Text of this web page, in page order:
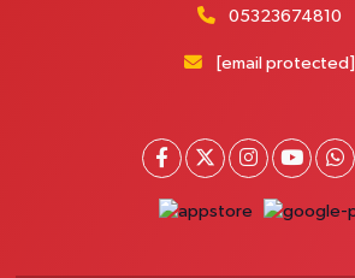
Mimar Sinan Mahallesi, Otopark Arkası Sokak
Yol Tarifi Al
Hamidiye Mahallesi, Şener Sokak No:28 A
05323674810
[email protected]